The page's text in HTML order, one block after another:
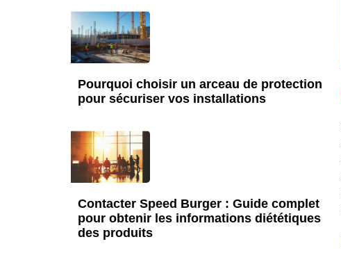
Pourquoi choisir un arceau de protection
pour sécuriser vos installations
Contacter Speed Burger : Guide complet
pour obtenir les informations diététiques
des produits